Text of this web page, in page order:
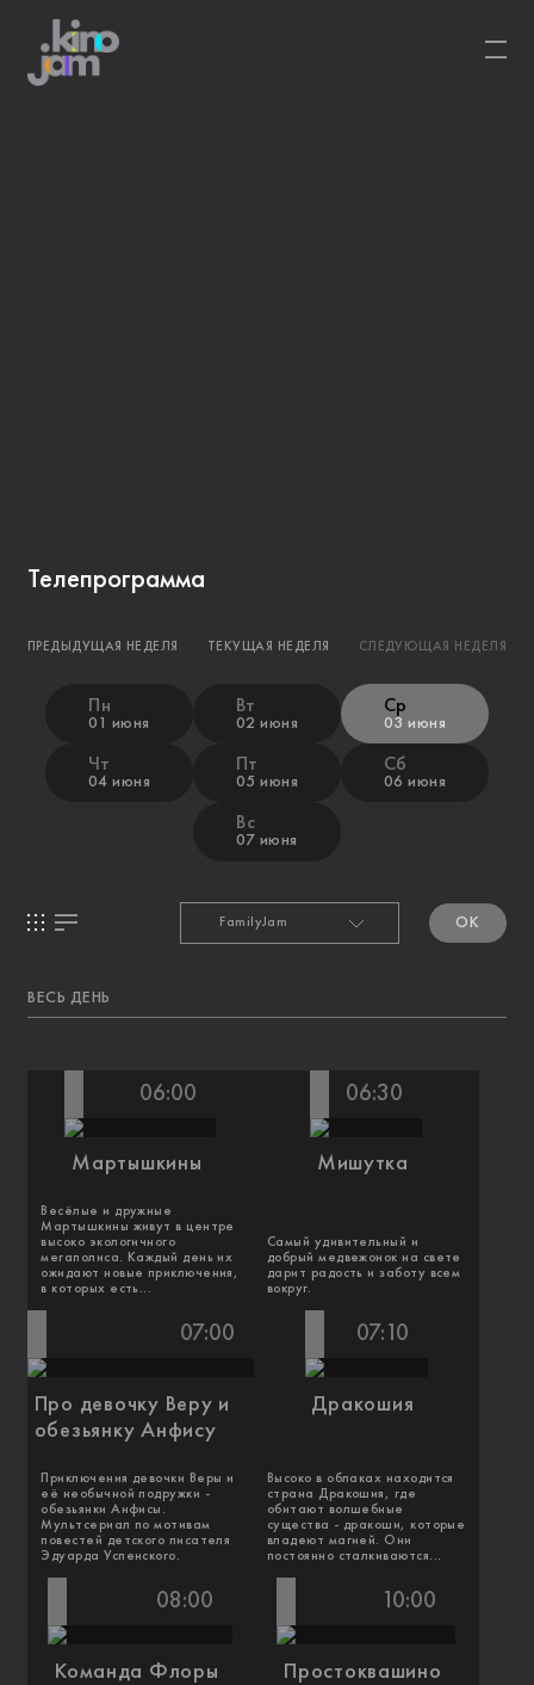
Телепрограмма
ПРЕДЫДУЩАЯ НЕДЕЛЯ ТЕКУЩАЯ НЕДЕЛЯ СЛЕДУЮЩАЯ НЕДЕЛЯ
Пн
01 июня
Вт
02 июня
Ср
03 июня
Чт
04 июня
Пт
05 июня
Сб
06 июня
Вс
07 июня
OK
ВЕСЬ ДЕНЬ
06:00
Мартышкины
Весёлые и дружные
Мартышкины живут в центре
высоко экологичного
мегаполиса. Каждый день их
ожидают новые приключения,
в которых есть...
06:30
Мишутка
Самый удивительный и
добрый медвежонок на свете
дарит радость и заботу всем
вокруг.
07:00
Про девочку Веру и
обезьянку Анфису
Приключения девочки Веры и
её необычной подружки -
обезьянки Анфисы.
Мультсериал по мотивам
повестей детского писателя
Эдуарда Успенского.
07:10
Дракошия
Высоко в облаках находится
страна Дракошия, где
обитают волшебные
существа - дракоши, которые
владеют магией. Они
постоянно сталкиваются...
08:00
Команда Флоры
10:00
Простоквашино